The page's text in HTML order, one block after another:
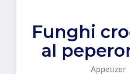
Funghi
al
Appetizer